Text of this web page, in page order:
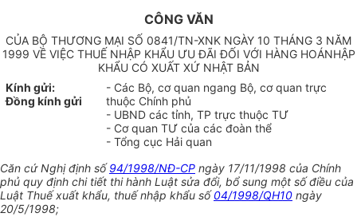
CÔNG VĂN
CỦA BỘ THƯƠNG MẠI SỐ 0841/TN-XNK NGÀY 10 THÁNG 3 NĂM
1999 VỀ VIỆC THUẾ NHẬP KHẨU ƯU ĐÃI ĐỐI VỚI HÀNG HOÁNHẬP
KHẨU CÓ XUẤT XỨ NHẬT BẢN
Kính gửi:
Đồng kính gửi
- Các Bộ, cơ quan ngang Bộ, cơ quan trực
thuộc Chính phủ
- UBND các tỉnh, TP trực thuộc TƯ
- Cơ quan TƯ của các đoàn thể
- Tổng cục Hải quan
Căn cứ Nghị định số94/1998/NĐ-CP ngày 17/11/1998 của Chính
phủ quy định chi tiết thi hành Luật sửa đổi, bổ sung một số điều của
Luật Thuế xuất khẩu, thuế nhập khẩu số04/1998/QH10 ngày
20/5/1998;